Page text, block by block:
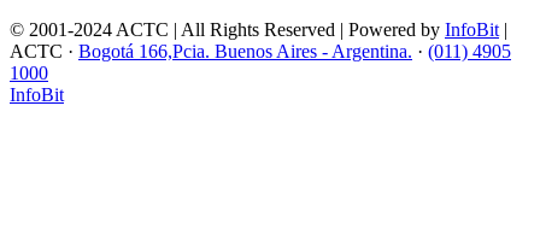
© 2001-2024 ACTC | All Rights Reserved | Powered by InfoBit |
ACTC · Bogotá 166,Pcia. Buenos Aires - Argentina. · (011) 4905
1000
InfoBit